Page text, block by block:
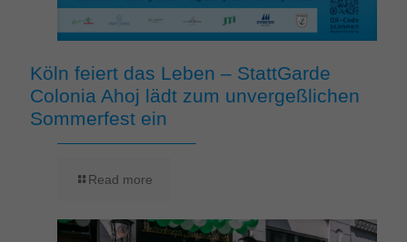
Köln feiert das Leben – StattGarde
Colonia Ahoj lädt zum unvergeßlichen
Sommerfest ein
Read more